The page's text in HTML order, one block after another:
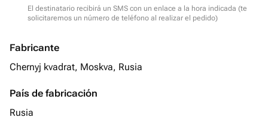
El destinatario recibirá un SMS con un enlace a la hora indicada (te
solicitaremos un número de teléfono al realizar el pedido)
Fabricante
Chernyj kvadrat, Moskva, Rusia
País de fabricación
Rusia